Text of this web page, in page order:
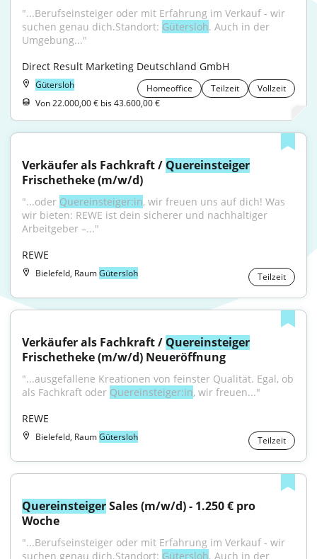
"...Berufseinsteiger oder mit Erfahrung im Verkauf - wir
suchen genau dich.Standort: Gütersloh. Auch in der
Umgebung..."
Direct Result Marketing Deutschland GmbH
Gütersloh Homeoffice Teilzeit
Vollzeit
Von 22.000,00 € bis 43.600,00 €
Verkäufer als Fachkraft / Quereinsteiger
Frischetheke (m/w/d)
"...oder Quereinsteiger:in, wir freuen uns auf dich! Was
wir bieten: REWE ist dein sicherer und nachhaltiger
Arbeitgeber –..."
REWE
Bielefeld, RaumGütersloh Teilzeit
Verkäufer als Fachkraft / Quereinsteiger
Frischetheke (m/w/d) Neueröffnung
"...ausgefallene Kreationen von feinster Qualität. Egal, ob
als Fachkraft oder Quereinsteiger:in, wir freuen..."
REWE
Bielefeld, RaumGütersloh Teilzeit
Quereinsteiger Sales (m/w/d) - 1.250 € pro
Woche
"...Berufseinsteiger oder mit Erfahrung im Verkauf - wir
suchen genau dich.Standort: Gütersloh. Auch in der